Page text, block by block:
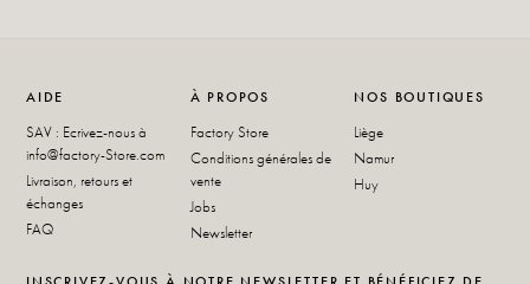
AIDE
SAV : Ecrivez-nous à
info@factory-Store.com
Livraison, retours et
échanges
FAQ
À PROPOS
Factory Store
Conditions générales de
vente
Jobs
Newsletter
NOS BOUTIQUES
Liège
Namur
Huy